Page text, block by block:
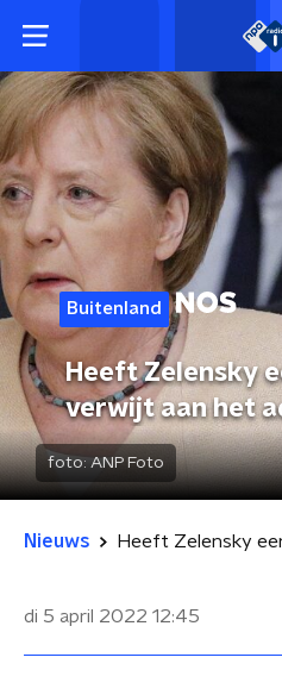
Buitenland
Heeft Zelensky
verwijt aan het
foto: ANP Foto
Nieuws
di 5 april 2022 12:45